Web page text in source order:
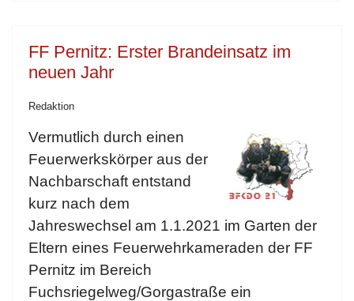
FF Pernitz: Erster Brandeinsatz im
neuen Jahr
Redaktion
Vermutlich durch einen
Feuerwerkskörper aus der
Nachbarschaft entstand
kurz nach dem
Jahreswechsel am 1.1.2021 im Garten der
Eltern eines Feuerwehrkameraden der FF
Pernitz im Bereich
Fuchsriegelweg/Gorgastraße ein